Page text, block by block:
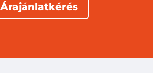
Árajánlatkérés